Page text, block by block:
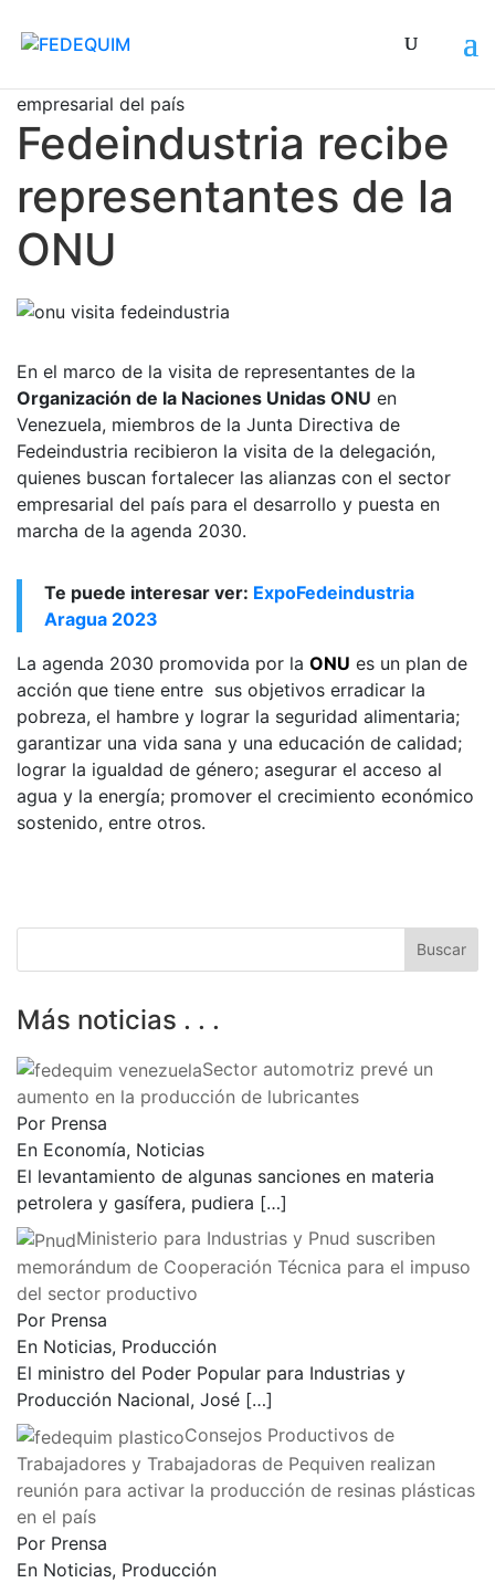
empresarial del país
Fedeindustria recibe
representantes de la
ONU
En el marco de la visita de representantes de la
Organización de la Naciones Unidas ONU en
Venezuela, miembros de la Junta Directiva de
Fedeindustria recibieron la visita de la delegación,
quienes buscan fortalecer las alianzas con el sector
empresarial del país para el desarrollo y puesta en
marcha de la agenda 2030.
Te puede interesar ver: ExpoFedeindustria
Aragua 2023
La agenda 2030 promovida por la ONU es un plan de
acción que tiene entre sus objetivos erradicar la
pobreza, el hambre y lograr la seguridad alimentaria;
garantizar una vida sana y una educación de calidad;
lograr la igualdad de género; asegurar el acceso al
agua y la energía; promover el crecimiento económico
sostenido, entre otros.
Más noticias . . .
Sector automotriz prevé un
aumento en la producción de lubricantes
Por Prensa
En Economía, Noticias
El levantamiento de algunas sanciones en materia
petrolera y gasífera, pudiera […]
Ministerio para Industrias y Pnud suscriben
memorándum de Cooperación Técnica para el impuso
del sector productivo
Por Prensa
En Noticias, Producción
El ministro del Poder Popular para Industrias y
Producción Nacional, José […]
Consejos Productivos de
Trabajadores y Trabajadoras de Pequiven realizan
reunión para activar la producción de resinas plásticas
en el país
Por Prensa
En Noticias, Producción